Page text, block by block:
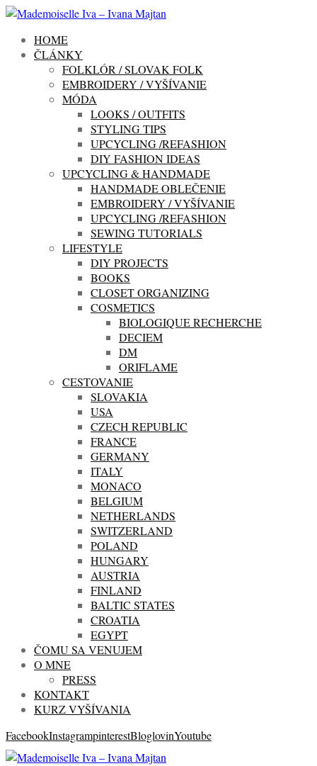
HOME
ČLÁNKY
FOLKLÓR / SLOVAK FOLK
EMBROIDERY / VYŠÍVANIE
MÓDA
LOOKS / OUTFITS
STYLING TIPS
UPCYCLING /REFASHION
DIY FASHION IDEAS
UPCYCLING & HANDMADE
HANDMADE OBLEČENIE
EMBROIDERY / VYŠÍVANIE
UPCYCLING /REFASHION
SEWING TUTORIALS
LIFESTYLE
DIY PROJECTS
BOOKS
CLOSET ORGANIZING
COSMETICS
BIOLOGIQUE RECHERCHE
DECIEM
DM
ORIFLAME
CESTOVANIE
SLOVAKIA
USA
CZECH REPUBLIC
FRANCE
GERMANY
ITALY
MONACO
BELGIUM
NETHERLANDS
SWITZERLAND
POLAND
HUNGARY
AUSTRIA
FINLAND
BALTIC STATES
CROATIA
EGYPT
ČOMU SA VENUJEM
O MNE
PRESS
KONTAKT
KURZ VYŠÍVANIA
FacebookInstagrampinterestBloglovinYoutube